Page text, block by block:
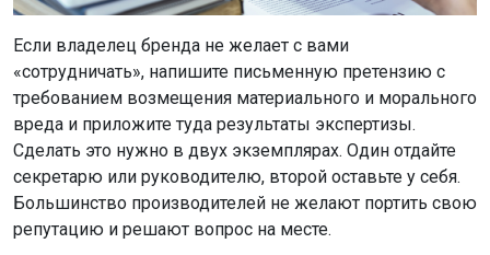
Если владелец бренда не желает с вами
«сотрудничать», напишите письменную претензию с
требованием возмещения материального и морального
вреда и приложите туда результаты экспертизы.
Сделать это нужно в двух экземплярах. Один отдайте
секретарю или руководителю, второй оставьте у себя.
Большинство производителей не желают портить свою
репутацию и решают вопрос на месте.